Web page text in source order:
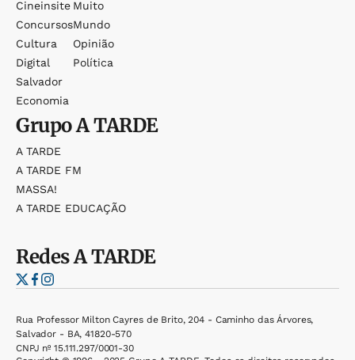
Cineinsite
Concursos
Cultura
Digital
Salvador
Economia
Muito
Mundo
Opinião
Política
GrupoA TARDE
A TARDE
A TARDE FM
MASSA!
A TARDE EDUCAÇÃO
RedesA TARDE
Rua Professor Milton Cayres de Brito, 204 - Caminho das Árvores,
Salvador - BA, 41820-570
CNPJ nº 15.111.297/0001-30